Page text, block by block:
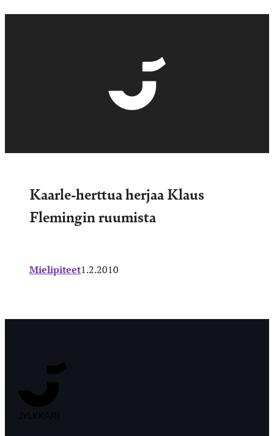
Kaarle-herttua herjaa Klaus
Flemingin ruumista
Mielipiteet1.2.2010